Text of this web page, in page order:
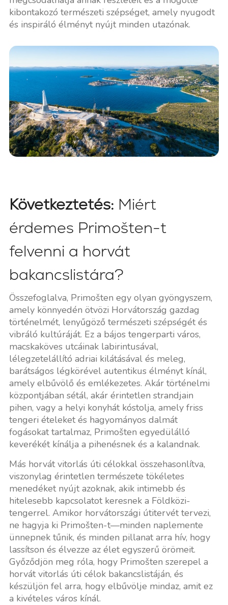
kibontakozó természeti szépséget, amely nyugodt
és inspiráló élményt nyújt minden utazónak.
Következtetés: Miért
érdemes Primošten-t
felvenni a horvát
bakancslistára?
Összefoglalva, Primošten egy olyan gyöngyszem,
amely könnyedén ötvözi Horvátország gazdag
történelmét, lenyűgöző természeti szépségét és
vibráló kultúráját. Ez a bájos tengerparti város,
macskaköves utcáinak labirintusával,
lélegzetelállító adriai kilátásával és meleg,
barátságos légkörével autentikus élményt kínál,
amely elbűvölő és emlékezetes. Akár történelmi
központjában sétál, akár érintetlen strandjain
pihen, vagy a helyi konyhát kóstolja, amely friss
tengeri ételeket és hagyományos dalmát
fogásokat tartalmaz, Primošten egyedülálló
keverékét kínálja a pihenésnek és a kalandnak.
Más horvát vitorlás úti célokkal összehasonlítva,
viszonylag érintetlen természete tökéletes
menedéket nyújt azoknak, akik intimebb és
hitelesebb kapcsolatot keresnek a Földközi-
tengerrel. Amikor horvátországi útitervét tervezi,
ne hagyja ki Primošten-t—minden naplemente
ünnepnek tűnik, és minden pillanat arra hív, hogy
lassítson és élvezze az élet egyszerű örömeit.
Győződjön meg róla, hogy Primošten szerepel a
horvát vitorlás úti célok bakancslistáján, és
készüljön fel arra, hogy elbűvölje mindaz, amit ez
a kivételes város kínál.